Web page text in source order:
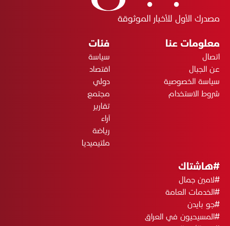
مصدرك الأول للأخبار الموثوقة
معلومات عنا
اتصال
عن الجبال
سياسة الخصوصية
شروط الاستخدام
فئات
سياسة
اقتصاد
دولي
مجتمع
تقارير
آراء
رياضة
ملتيميديا
#هاشتاك
#لامين جمال
#الخدمات العامة
#جو بايدن
#المسيحيون في العراق